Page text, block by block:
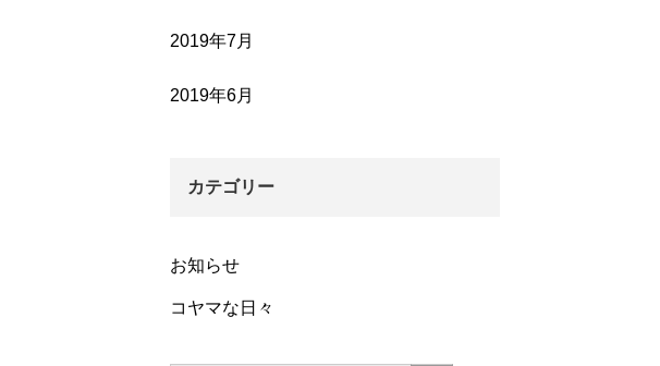
2019年7月
2019年6月
カテゴリー
お知らせ
コヤマな日々